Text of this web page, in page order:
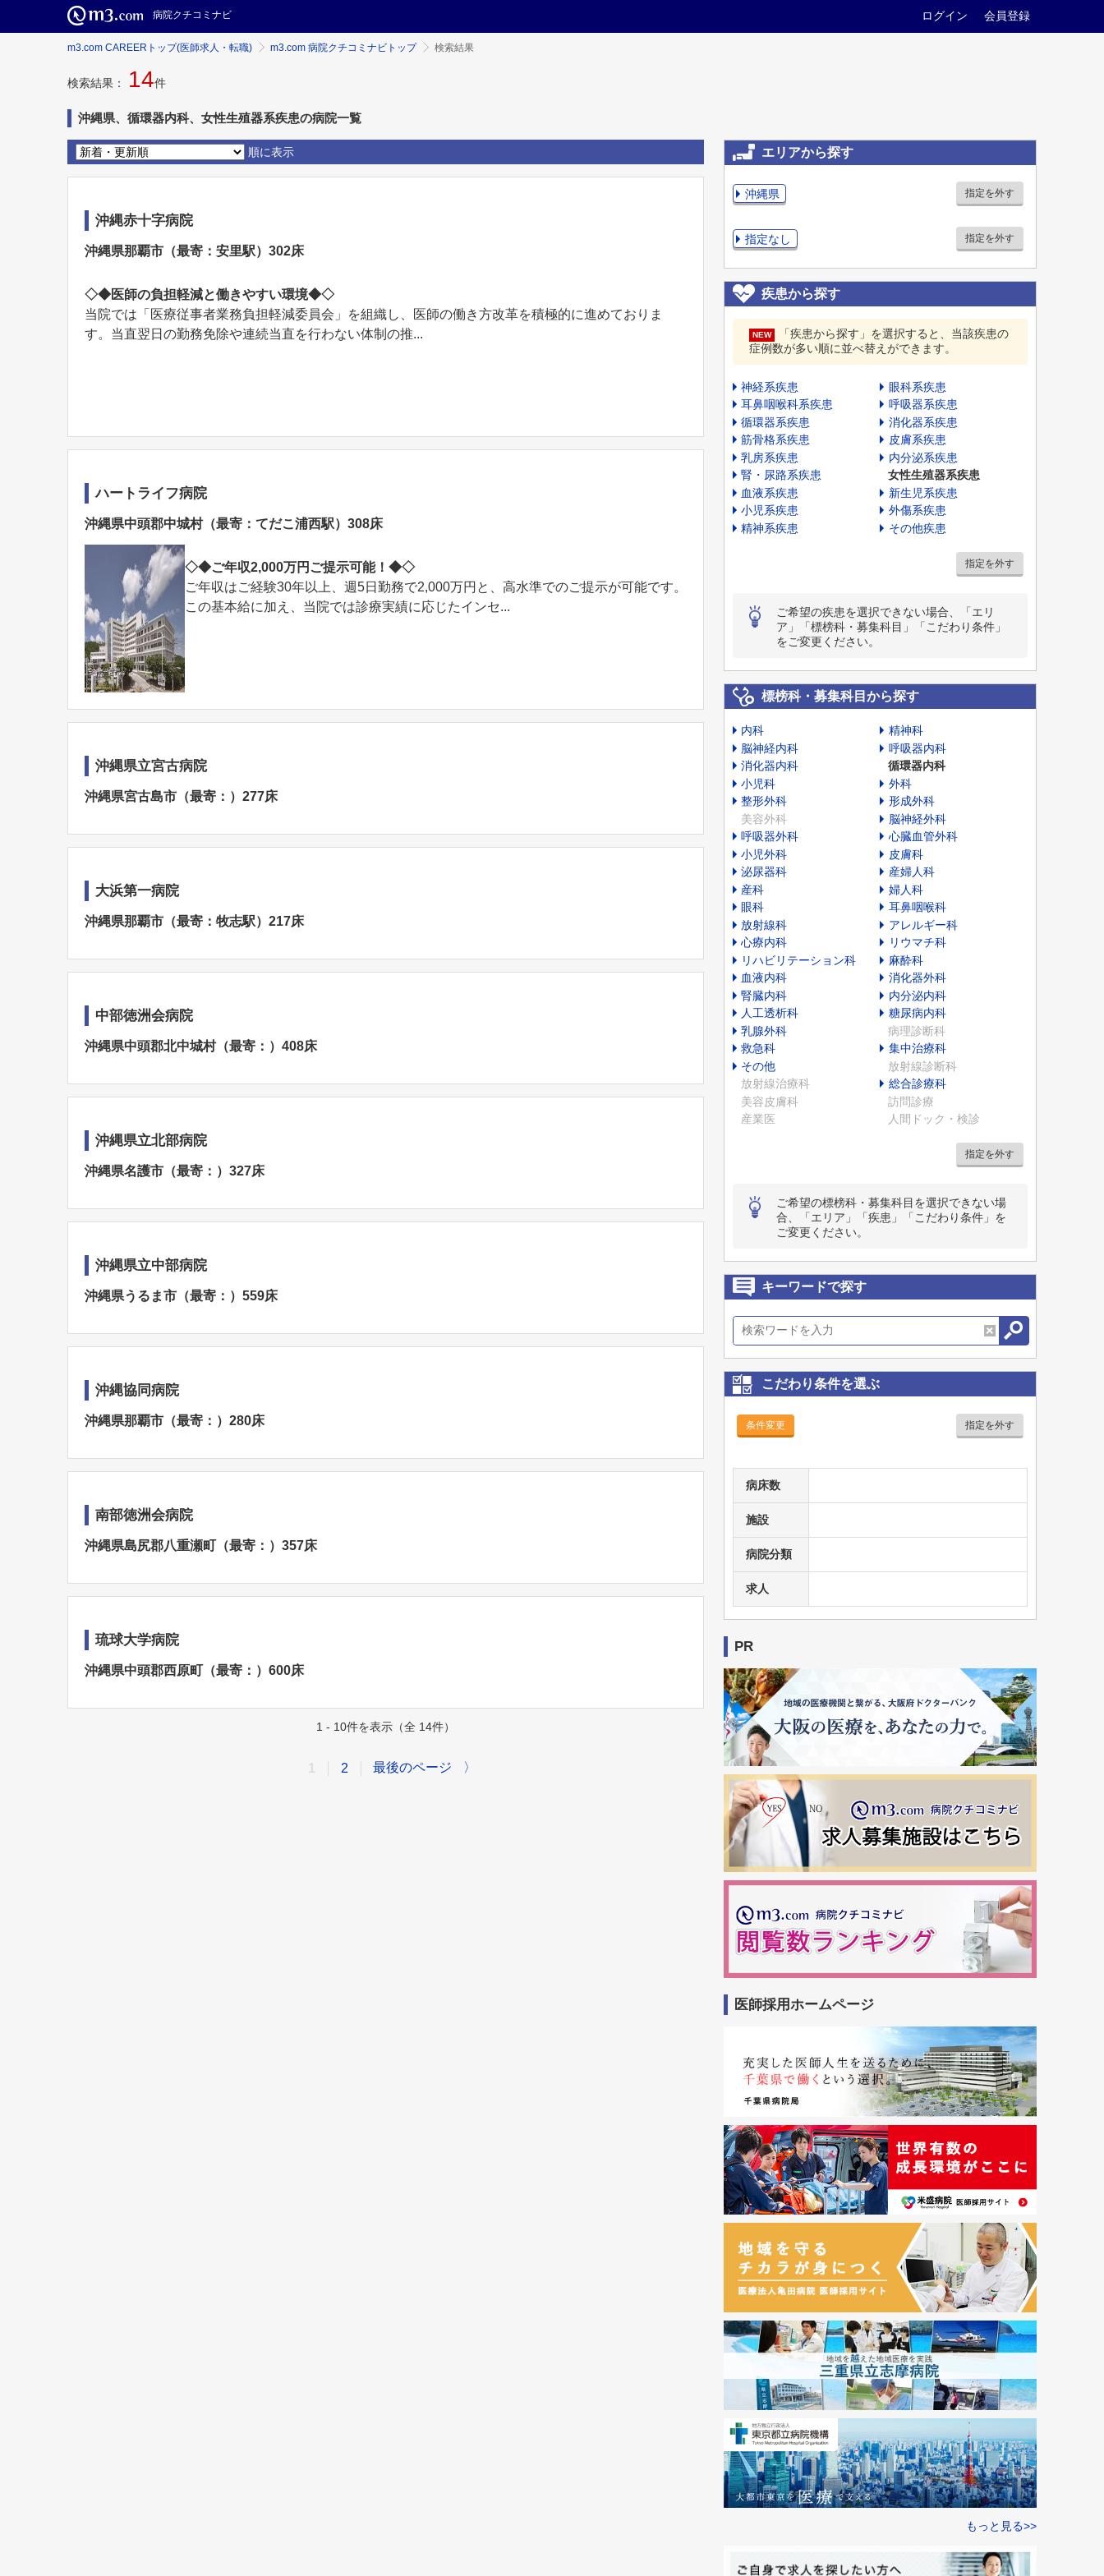
病院クチコミナビ ログイン 会員登録
m3.com CAREERトップ(医師求人・転職) m3.com 病院クチコミナビトップ 検索結果
検索結果： 14件
沖縄県、循環器内科、女性生殖器系疾患の病院一覧
順に表示
沖縄赤十字病院
沖縄県那覇市（最寄：安里駅）302床
◇◆医師の負担軽減と働きやすい環境◆◇
当院では「医療従事者業務負担軽減委員会」を組織し、医師の働き方改革を積極的に進めておりま
す。当直翌日の勤務免除や連続当直を行わない体制の推...
ハートライフ病院
沖縄県中頭郡中城村（最寄：てだこ浦西駅）308床
◇◆ご年収2,000万円ご提示可能！◆◇
ご年収はご経験30年以上、週5日勤務で2,000万円と、高水準でのご提示が可能です。
この基本給に加え、当院では診療実績に応じたインセ...
沖縄県立宮古病院
沖縄県宮古島市（最寄：）277床
大浜第一病院
沖縄県那覇市（最寄：牧志駅）217床
中部徳洲会病院
沖縄県中頭郡北中城村（最寄：）408床
沖縄県立北部病院
沖縄県名護市（最寄：）327床
沖縄県立中部病院
沖縄県うるま市（最寄：）559床
沖縄協同病院
沖縄県那覇市（最寄：）280床
南部徳洲会病院
沖縄県島尻郡八重瀬町（最寄：）357床
琉球大学病院
沖縄県中頭郡西原町（最寄：）600床
1 - 10件を表示（全 14件）
2 最後のページ 〉
エリアから探す
沖縄県 指定を外す
指定なし 指定を外す
疾患から探す
NEW
「疾患から探す」を選択すると、当該疾患の
症例数が多い順に並べ替えができます。
神経系疾患
眼科系疾患
耳鼻咽喉科系疾患
呼吸器系疾患
循環器系疾患
消化器系疾患
筋骨格系疾患
皮膚系疾患
乳房系疾患
内分泌系疾患
腎・尿路系疾患
女性生殖器系疾患
血液系疾患
新生児系疾患
小児系疾患
外傷系疾患
精神系疾患
その他疾患
指定を外す
ご希望の疾患を選択できない場合、「エリ
ア」「標榜科・募集科目」「こだわり条件」
をご変更ください。
標榜科・募集科目から探す
内科
精神科
脳神経内科
呼吸器内科
消化器内科
循環器内科
小児科
外科
整形外科
形成外科
美容外科
脳神経外科
呼吸器外科
心臓血管外科
小児外科
皮膚科
泌尿器科
産婦人科
産科
婦人科
眼科
耳鼻咽喉科
放射線科
アレルギー科
心療内科
リウマチ科
リハビリテーション科
麻酔科
血液内科
消化器外科
腎臓内科
内分泌内科
人工透析科
糖尿病内科
乳腺外科
病理診断科
救急科
集中治療科
その他
放射線診断科
放射線治療科
総合診療科
美容皮膚科
訪問診療
産業医
人間ドック・検診
指定を外す
ご希望の標榜科・募集科目を選択できない場
合、「エリア」「疾患」「こだわり条件」を
ご変更ください。
キーワードで探す
こだわり条件を選ぶ
条件変更 指定を外す
病床数
施設
病院分類
求人
PR
医師採用ホームページ
もっと見る>>